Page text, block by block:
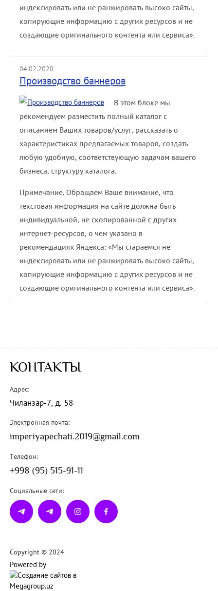
индексировать или не ранжировать высоко сайты,
копирующие информацию с других ресурсов и не
создающие оригинального контента или сервиса».
04.02.2020
Производство баннеров
В этом блоке мы
рекомендуем разместить полный каталог с
описанием Ваших товаров/услуг, рассказать о
характеристиках предлагаемых товаров, создать
любую удобную, соответствующую задачам вашего
бизнеса, структуру каталога.
Примечание. Обращаем Ваше внимание, что
текстовая информация на сайте должна быть
индивидуальной, не скопированной с других
интернет-ресурсов, о чем указано в
рекомендациях Яндекса: «Мы стараемся не
индексировать или не ранжировать высоко сайты,
копирующие информацию с других ресурсов и не
создающие оригинального контента или сервиса».
КОНТАКТЫ
Адрес:
Чиланзар-7, д. 58
Телефон:
+998 (95) 515-91-11
Электронная почта:
imperiyapechati.2019@gmail.com
Социальные сети:
Copyright © 2024
Powered by